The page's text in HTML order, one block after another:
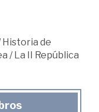
Historia de
/La II República